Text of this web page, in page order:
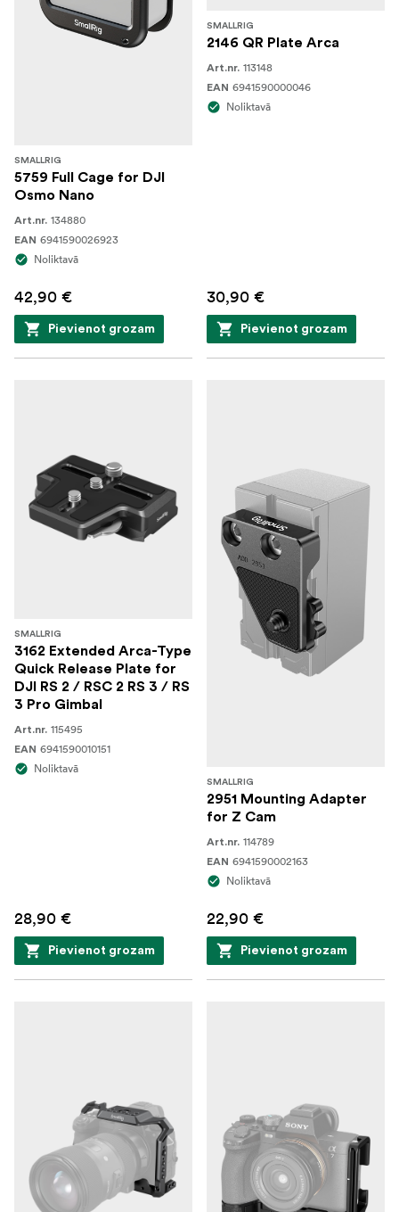
SMALLRIG
5759 Full Cage for DJI
Osmo Nano
Art.nr. 134880
EAN 6941590026923
Noliktavā
42,90 €
Pievienot grozam
SMALLRIG
2146 QR Plate Arca
Art.nr. 113148
EAN 6941590000046
Noliktavā
30,90 €
Pievienot grozam
SMALLRIG
3162 Extended Arca-Type
Quick Release Plate for
DJI RS 2 / RSC 2 RS 3 / RS
3 Pro Gimbal
Art.nr. 115495
EAN 6941590010151
Noliktavā
28,90 €
Pievienot grozam
SMALLRIG
2951 Mounting Adapter
for Z Cam
Art.nr. 114789
EAN 6941590002163
Noliktavā
22,90 €
Pievienot grozam